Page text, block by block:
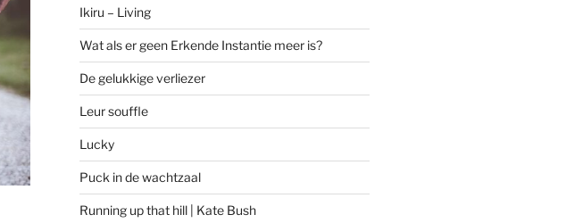
Ikiru – Living
Wat als er geen Erkende Instantie meer is?
De gelukkige verliezer
Leur souffle
Lucky
Puck in de wachtzaal
Running up that hill | Kate Bush